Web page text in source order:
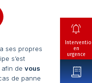
en
urgence
ses propres
s’est
de vous
de panne